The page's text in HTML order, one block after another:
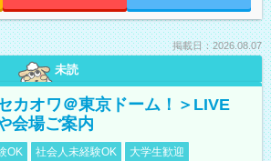
掲載日：2026.08.07
未読
カオワ＠東京ドーム！＞LIVE
会場ご案内
OK 社会人未経験OK
大学生歓迎